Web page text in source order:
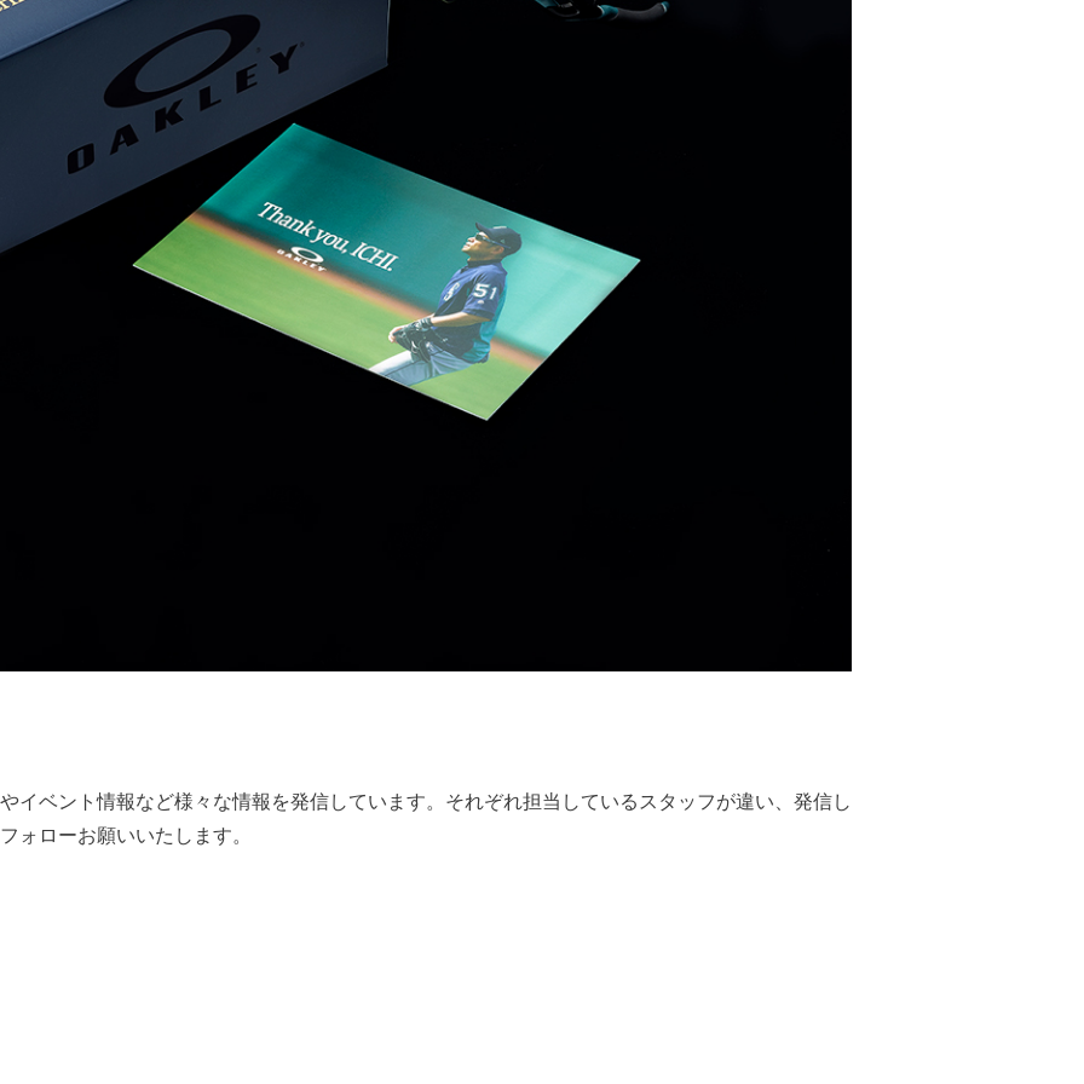
イベント情報など様々な情報を発信しています。それぞれ担当しているスタッフが違い、発信し
ォローお願いいたします。